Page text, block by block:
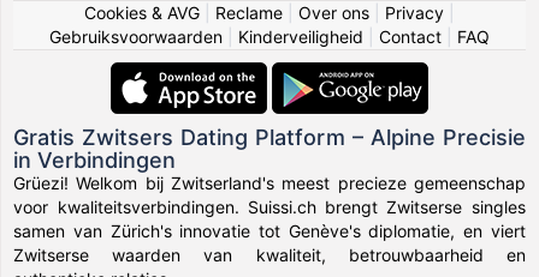
Cookies & AVG
Reclame Over ons Privacy
Gebruiksvoorwaarden
Kinderveiligheid Contact FAQ
Gratis Zwitsers Dating Platform – Alpine Precisie
in Verbindingen
Grüezi! Welkom bij Zwitserland's meest precieze gemeenschap
voor kwaliteitsverbindingen. Suissi.ch brengt Zwitserse singles
samen van Zürich's innovatie tot Genève's diplomatie, en viert
Zwitserse waarden van kwaliteit, betrouwbaarheid en